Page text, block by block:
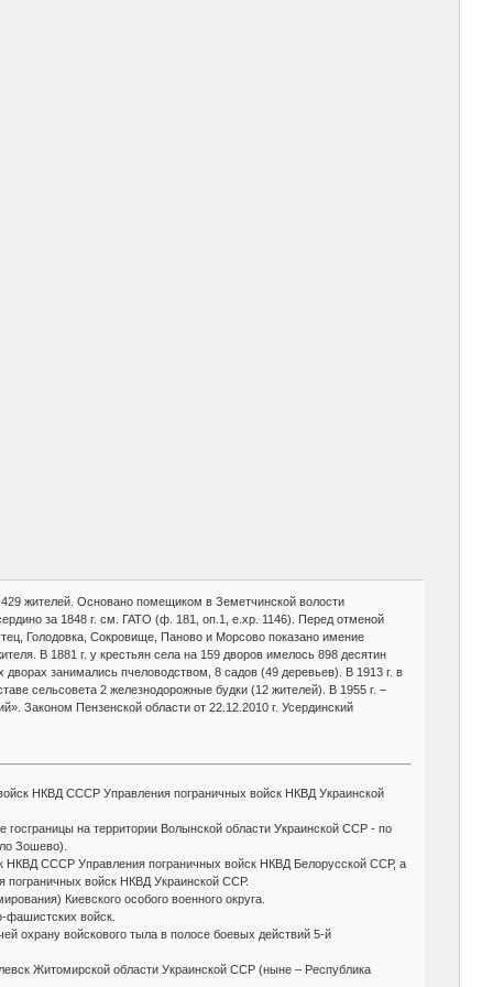
жителей. Основано помещиком в Земетчинской волости
за 1848 г. см. ГАТО (ф. 181, оп.1, е.хр. 1146). Перед отменой
Голодовка, Сокровище, Паново и Морсово показано имение
В 1881 г. у крестьян села на 159 дворов имелось 898 десятин
занимались пчеловодством, 8 садов (49 деревьев). В 1913 г. в
сельсовета 2 железнодорожные будки (12 жителей). В 1955 г. –
Законом Пензенской области от 22.12.2010 г. Усердинский
НКВД СССР Управления пограничных войск НКВД Украинской
на территории Волынской области Украинской ССР - по
Зошево).
НКВД СССР Управления пограничных войск НКВД Белорусской ССР, а
пограничных войск НКВД Украинской ССР.
Киевского особого военного округа.
фашистских войск.
охрану войскового тыла в полосе боевых действий 5-й
Житомирской области Украинской ССР (ныне – Республика